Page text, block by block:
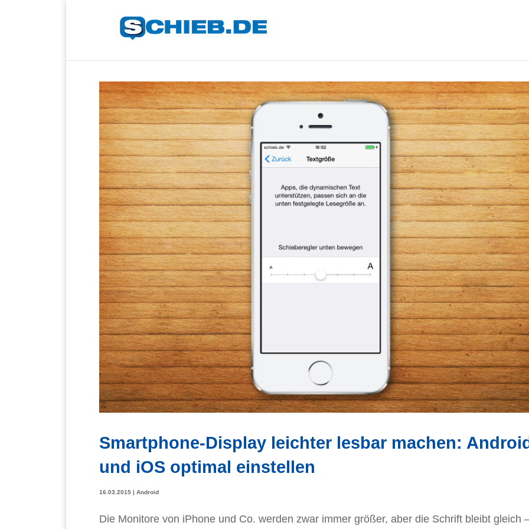
Smartphone-Display leichter lesbar machen:
und iOS optimal einstellen
16.03.2015 | Android
Die Monitore von iPhone und Co. werden zwar immer größer, aber die Schrift bleibt gleich